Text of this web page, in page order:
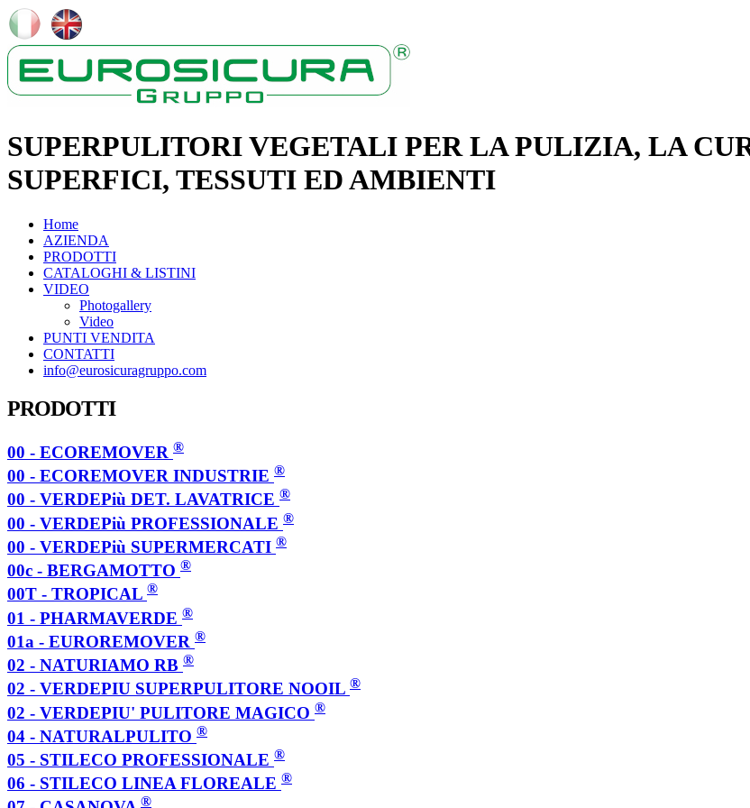
SUPERPULITORI VEGETALI PER LA PULIZIA, LA
SUPERFICI, TESSUTI ED AMBIENTI
Home
AZIENDA
PRODOTTI
CATALOGHI & LISTINI
VIDEO
Photogallery
Video
PUNTI VENDITA
CONTATTI
info@eurosicuragruppo.com
PRODOTTI
00 - ECOREMOVER ®
00 - ECOREMOVER INDUSTRIE ®
00 - VERDEPiù DET. LAVATRICE ®
00 - VERDEPiù PROFESSIONALE ®
00 - VERDEPiù SUPERMERCATI ®
00c - BERGAMOTTO ®
00T - TROPICAL ®
01 - PHARMAVERDE ®
01a - EUROREMOVER ®
02 - NATURIAMO RB ®
02 - VERDEPIU SUPERPULITORE NOOIL ®
02 - VERDEPIU' PULITORE MAGICO ®
04 - NATURALPULITO ®
05 - STILECO PROFESSIONALE ®
06 - STILECO LINEA FLOREALE ®
®